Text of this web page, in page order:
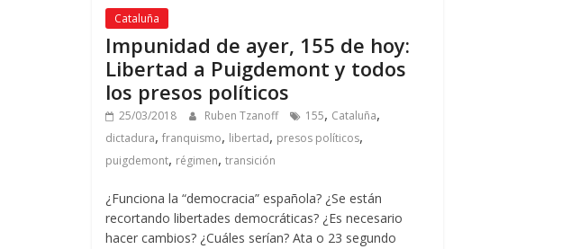
Cataluña
Impunidad de ayer, 155 de hoy:
Libertad a Puigdemont y todos
los presos políticos
25/03/2018 Ruben Tzanoff 155, Cataluña,
dictadura, franquismo, libertad, presos políticos,
puigdemont, régimen, transición
¿Funciona la “democracia” española? ¿Se están
recortando libertades democráticas? ¿Es necesario
hacer cambios? ¿Cuáles serían? Ata o 23 segundo